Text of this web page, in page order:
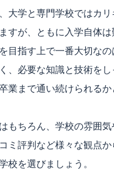
大学と専門学校ではカ
すが、ともに入学自体は
目指す上で一番大切なの
、必要な知識と技術を
業まで通い続けられる
もちろん、学校の雰囲気
ミ評判など様々な観点か
校を選びましょう。